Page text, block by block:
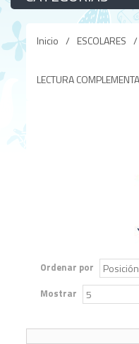
Inicio / ESCOLARES /
LECTURA
Ordenar por
Mostrar